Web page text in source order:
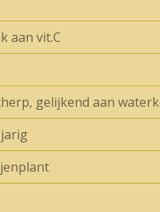
aan vit.C
gelijkend aan